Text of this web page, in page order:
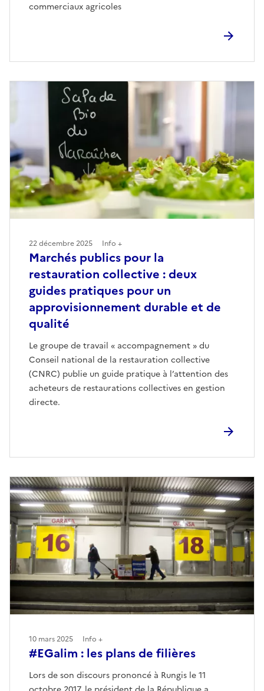
commerciaux agricoles
Marchés publics pour la
restauration collective : deux
guides pratiques pour un
approvisionnement durable et de
qualité
Le groupe de travail « accompagnement » du
Conseil national de la restauration collective
(CNRC) publie un guide pratique à l’attention des
acheteurs de restaurations collectives en gestion
directe.
22 décembre 2025 Info +
#EGalim : les plans de filières
Lors de son discours prononcé à Rungis le 11
10 mars 2025 Info +